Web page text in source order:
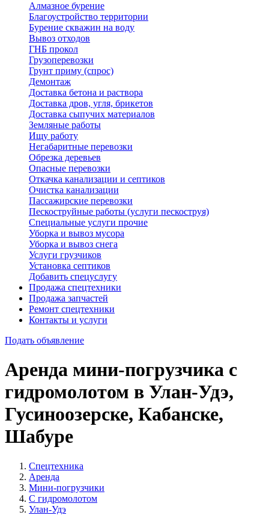
Алмазное бурение
Благоустройство территории
Бурение скважин на воду
Вывоз отходов
ГНБ прокол
Грузоперевозки
Грунт приму (спрос)
Демонтаж
Доставка бетона и раствора
Доставка дров, угля, брикетов
Доставка сыпучих материалов
Земляные работы
Ищу работу
Негабаритные перевозки
Обрезка деревьев
Опасные перевозки
Откачка канализации и септиков
Очистка канализации
Пассажирские перевозки
Пескоструйные работы (услуги пескоструя)
Специальные услуги прочие
Уборка и вывоз мусора
Уборка и вывоз снега
Услуги грузчиков
Установка септиков
Добавить спецуслугу
Продажа спецтехники
Продажа запчастей
Ремонт спецтехники
Контакты и услуги
Подать объявление
Аренда мини-погрузчика с
гидромолотом в Улан-Удэ,
Гусиноозерске, Кабанске,
Шабуре
Спецтехника
Аренда
Мини-погрузчики
С гидромолотом
Улан-Удэ